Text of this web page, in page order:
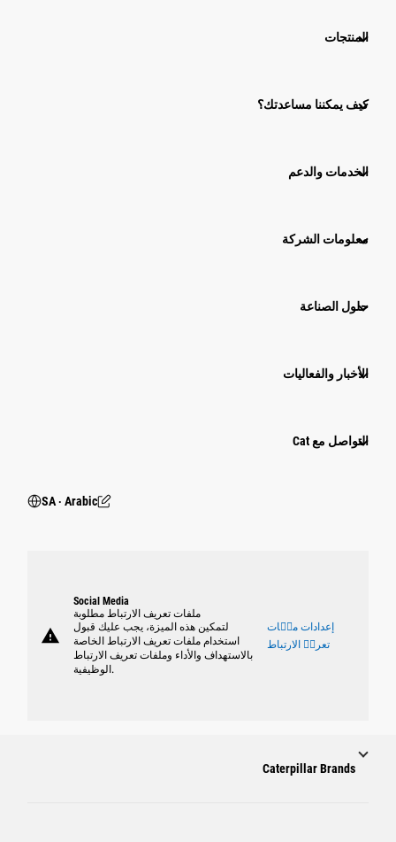
المنتجات
كيف يمكننا مساعدتك؟
الخدمات والدعم
معلومات الشركة
حلول الصناعة
الأخبار والفعاليات
التواصل مع Cat
SA ‧ Arabic
warning
Social Media
ملفات تعريف الارتباط مطلوبة
لتمكين هذه الميزة، يجب عليك قبول
استخدام ملفات تعريف الارتباط الخاصة
بالاستهداف والأداء وملفات تعريف الارتباط
الوظيفية.
إعدادات ملٝات
تعريٝ الارتباط
Caterpillar Brands